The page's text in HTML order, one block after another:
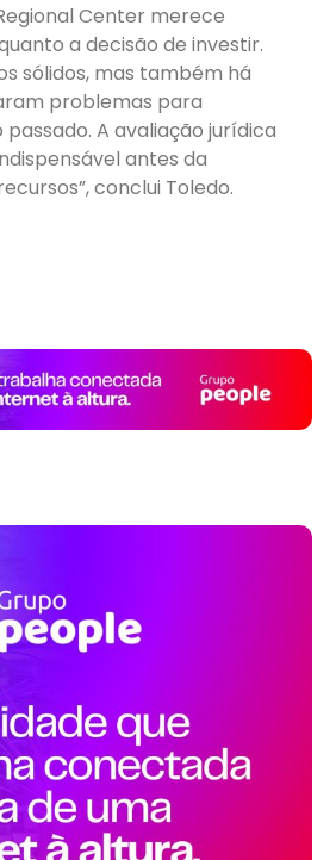
Center merece
a decisão de investir.
sólidos, mas também há
problemas para
A avaliação jurídica
antes da
conclui Toledo.